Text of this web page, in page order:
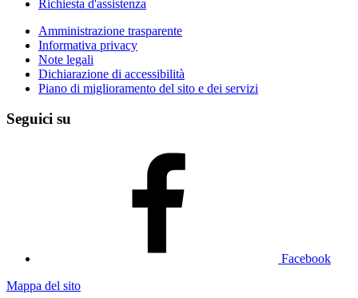
Richiesta d'assistenza
Amministrazione trasparente
Informativa privacy
Note legali
Dichiarazione di accessibilità
Piano di miglioramento del sito e dei servizi
Seguici su
Facebook
Mappa del sito